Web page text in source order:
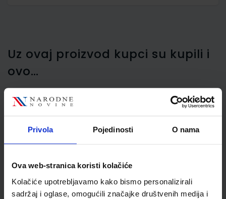
Privola Pojedinosti O nama
Ova web-stranica koristi kolačiće
Kolačiće upotrebljavamo kako bismo personalizirali
sadržaj i oglase, omogućili značajke društvenih medija i
Uz ovaj proizvod kupci su kupili i
ovo…
Čuperica za spojnice